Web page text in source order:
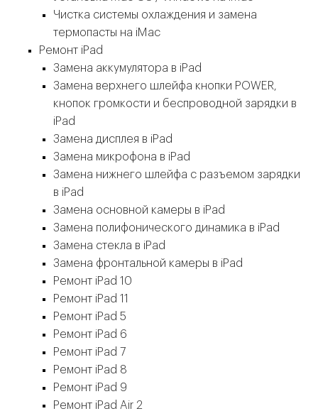
Чистка системы охлаждения и замена
термопасты на iMac
Ремонт iPad
Замена аккумулятора в iPad
Замена верхнего шлейфа кнопки POWER,
кнопок громкости и беспроводной зарядки в
iPad
Замена дисплея в iPad
Замена микрофона в iPad
Замена нижнего шлейфа с разъемом зарядки
в iPad
Замена основной камеры в iPad
Замена полифонического динамика в iPad
Замена стекла в iPad
Замена фронтальной камеры в iPad
Ремонт iPad 10
Ремонт iPad 11
Ремонт iPad 5
Ремонт iPad 6
Ремонт iPad 7
Ремонт iPad 8
Ремонт iPad 9
Ремонт iPad Air 2